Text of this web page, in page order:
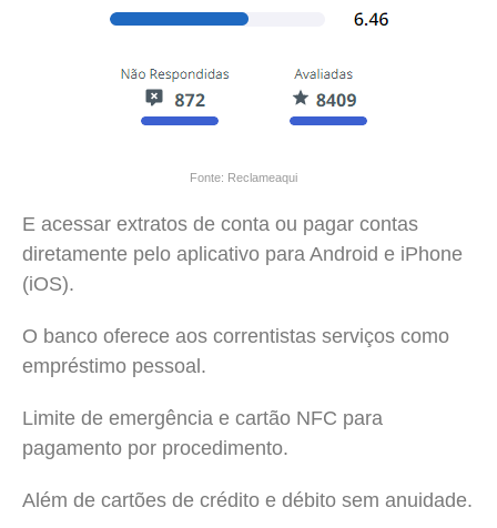
Fonte: Reclameaqui
E acessar extratos de conta ou pagar contas
diretamente pelo aplicativo para Android e iPhone
(iOS).
O banco oferece aos correntistas serviços como
empréstimo pessoal.
Limite de emergência e cartão NFC para
pagamento por procedimento.
Além de cartões de crédito e débito sem anuidade.